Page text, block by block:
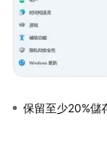
保留至少20%儲